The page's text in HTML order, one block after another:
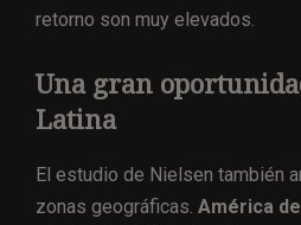
retorno son muy elevados.
Una gran
Latina
El estudio de Nielsen también
zonas geográficas. América